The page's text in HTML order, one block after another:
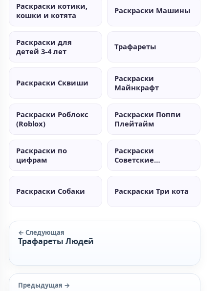
Раскраски котики,
кошки и котята
Раскраски Машины
Раскраски для
детей 3-4 лет
Трафареты
Раскраски Сквиши
Раскраски
Майнкрафт
Раскраски Роблокс
(Roblox)
Раскраски Поппи
Плейтайм
Раскраски по
цифрам
Раскраски
Советские
Раскраски Собаки Раскраски Три кота
← Следующая
Трафареты Людей
Предыдущая →